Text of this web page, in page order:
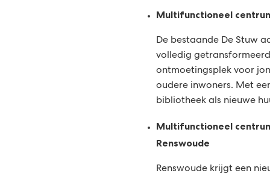
Multifunctioneel
De bestaande De Stuw
volledig
ontmoetingsplek voor
oudere inwoners. Met
bibliotheek als nieuwe
Multifunctioneel
Renswoude
Renswoude krijgt een